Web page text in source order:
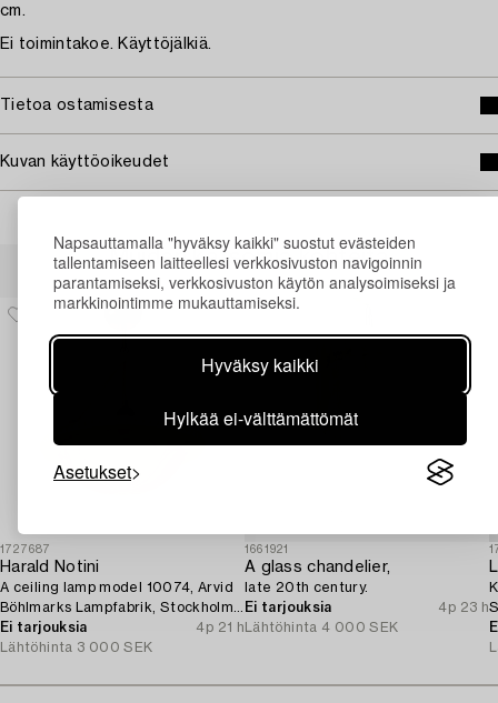
Napsauttamalla "hyväksy kaikki" suostut evästeiden
tallentamiseen laitteellesi verkkosivuston navigoinnin
parantamiseksi, verkkosivuston käytön analysoimiseksi ja
markkinointimme mukauttamiseksi.
Hyväksy kaikki
Hylkää ei-välttämättömät
Asetukset
cm.
Ei toimintakoe. Käyttöjälkiä.
Tietoa ostamisesta
Kuvan käyttöoikeudet
Muiden katsomia kohteita
1727687
Harald Notini
A ceiling lamp model 10074, Arvid
Böhlmarks Lampfabrik, Stockholm,
1920s.
Ei tarjouksia
4p 21 h
Lähtöhinta 3 000 SEK
1661921
A glass chandelier,
late 20th century.
Ei tarjouksia
4p 23 h
Lähtöhinta 4 000 SEK